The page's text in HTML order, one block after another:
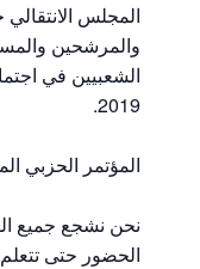
المجلس
والمرشحين
2019.
المؤتمر الحزبي
نحن نشجع جميع
الحضور حتى